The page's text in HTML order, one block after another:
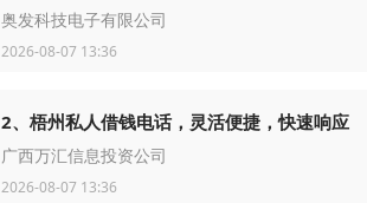
奥发科技电子有限公司
2026-08-07 13:36
2、梧州私人借钱电话，灵活便捷，快速响应
广西万汇信息投资公司
2026-08-07 13:36